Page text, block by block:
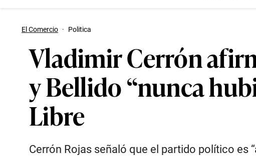
El Comercio · Politica
Vladimir Cerrón
y Bellido “nunca
Libre
Cerrón Rojas señaló que el partido político es